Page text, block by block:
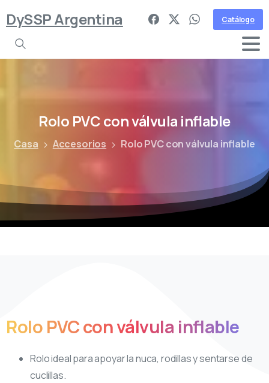
DySSP Argentina Catálogo
Rolo PVCconválvula inflable
Casa Accesorios Rolo PVC con válvula inflable
Rolo PVCconválvula inflable
Rolo ideal para apoyar la nuca, rodillas y sentarse de
cuclillas.